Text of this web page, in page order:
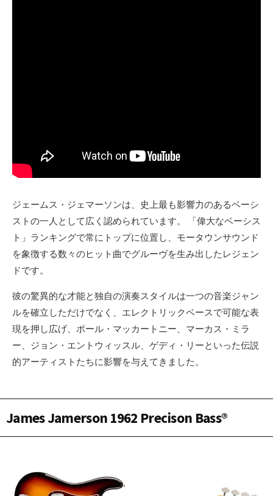
ジェームス・ジェマーソンは、史上最も影響力のあるベーシ
ストの一人として広く認められています。 「偉大なベーシス
ト」ランキングで常にトップに位置し、モータウンサウンド
を象徴する数々のヒット曲でグルーヴを生み出したレジェン
ドです。
彼の驚異的な才能と独自の演奏スタイルは一つの音楽ジャン
ルを確立しただけでなく、エレクトリックベースで可能な表
現を押し広げ、ポール・マッカートニー、マーカス・ミラ
ー、ジョン・エントウィッスル、ゲディ・リーといった伝説
的アーティストたちに影響を与えてきました。
James Jamerson 1962 Precison Bass®